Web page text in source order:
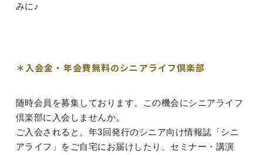
みに♪
＊入会金・年会費無料のシニアライフ倶楽部
随時会員を募集しております。この機会にシニアライフ
倶楽部に入会しませんか。
ご入会されると、年3回発行のシニア向け情報誌「シニ
アライフ」をご自宅にお届けしたり、セミナー・講演